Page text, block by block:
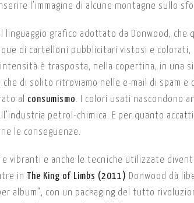
l’immagine di alcune montagne sullo
linguaggio grafico adottato da Donwood, che
di cartelloni pubblicitari vistosi e colorati,
è trasposta, nella copertina, in una
di solito ritroviamo nelle e-mail di spam e
al consumismo. I colori usati nascondono
petrol-chimica. E per quanto
le conseguenze.
vibranti e anche le tecniche utilizzate
in The King of Limbs (2011) Donwood dà
album”, con un packaging del tutto